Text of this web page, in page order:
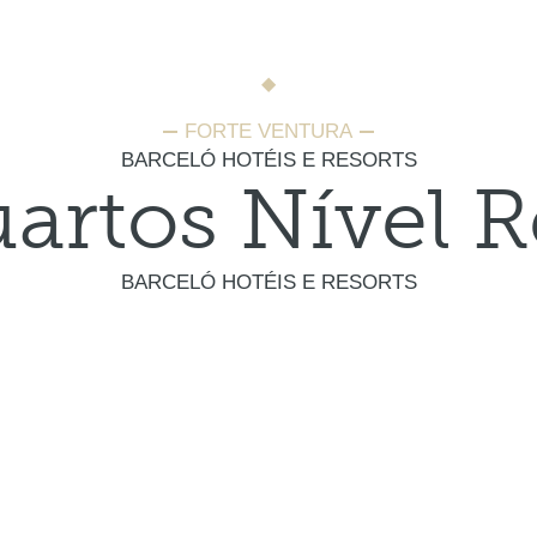
FORTE VENTURA
BARCELÓ HOTÉIS E RESORTS
Nível
BARCELÓ HOTÉIS E RESORTS